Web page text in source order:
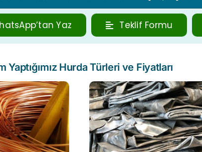
Yaz Teklif Formu
Yaptığımız Hurda Türleri ve Fiyatları